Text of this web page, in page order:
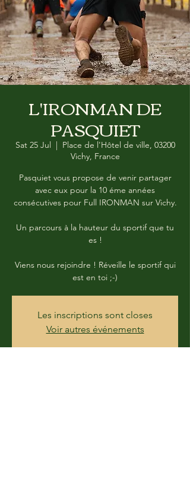
L'IRONMAN DE
PASQUIET
Sat 25 Jul
  |
Place de l'Hôtel de ville, 03200
Vichy, France
Pasquiet vous propose de venir partager
avec eux pour la 10 éme années
consécutives pour Full IRONMAN sur Vichy.
Un parcours à la hauteur du sportif que tu
es !
Viens nous rejoindre ! Réveille le sportif qui
est en toi ;-)
Les inscriptions sont closes
Voir autres événements